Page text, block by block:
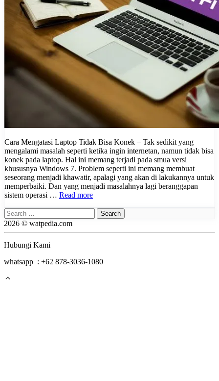
Cara Mengatasi Laptop Tidak Bisa Konek – Tak sedikit yang
mengalami masalah seperti ketika ingin internetan, namun tidak bisa
konek pada laptop. Hal ini memang terjadi pada smua versi
khususnya Windows 7. Problem seperti ini memang membuat
seseorang menjadi khawatir, apalagi yang akan di lakukannya untuk
memperbaiki. Dan yang menjadi masalahnya lagi beranggapan
sistem operasi … Read more
Search
for:
2026 © watpedia.com
Hubungi Kami
whatsapp : +62 878-3036-1080